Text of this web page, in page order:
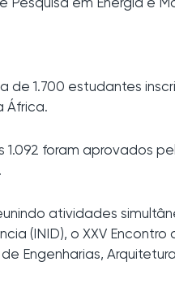
Pesquisa em Energia e
1.700 estudantes
África.
1.092 foram aprovados
atividades
(INID), o XXV
Engenharias,